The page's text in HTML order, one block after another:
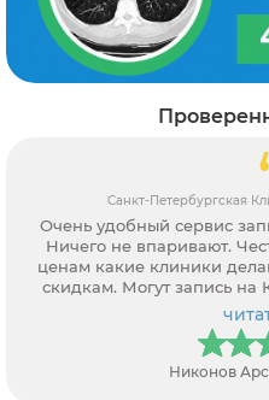
Санкт-Петербургская
Очень удобный сервис
Ничего не впаривают.
ценам какие клиники
скидкам. Могут запись
Никонов